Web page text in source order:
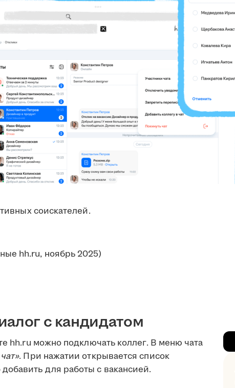
соискателей.
hh.ru, ноябрь 2025)
с кандидатом
hh.ru можно подключать коллег. В меню чата
. При нажатии открывается список
для работы с вакансией.